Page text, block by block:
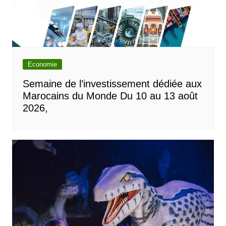
Economie
Semaine de l’investissement dédiée aux
Marocains du Monde Du 10 au 13 août
2026,